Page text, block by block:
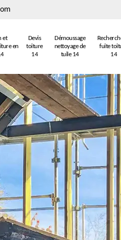
et
en
Devis
toiture
14
Démoussage
nettoyage de
tuile 14
fuite
14